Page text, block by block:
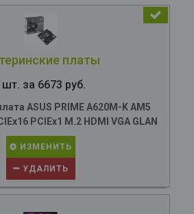
платы
за 6673 руб.
ASUS PRIME A620M-K AM5
PCIEx1 M.2 HDMI VGA GLAN
ИЗМЕНИТЬ
УДАЛИТЬ